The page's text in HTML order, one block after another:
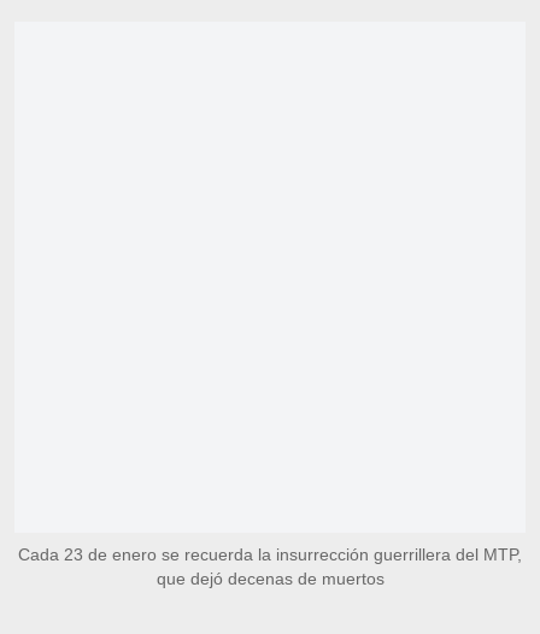
Cada 23 de enero se recuerda la insurrección guerrillera del MTP,
que dejó decenas de muertos